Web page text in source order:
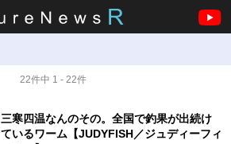
22件中 1 - 22件
三寒四温なんのその。全国で釣果が出続け
ているワーム【JUDYFISH／ジュディーフィ